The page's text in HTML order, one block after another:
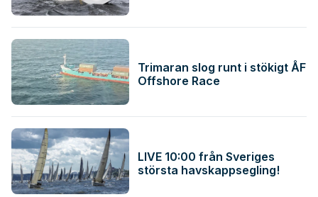
Trimaran slog runt i stökigt ÅF
Offshore Race
LIVE 10:00 från Sveriges
största havskappsegling!